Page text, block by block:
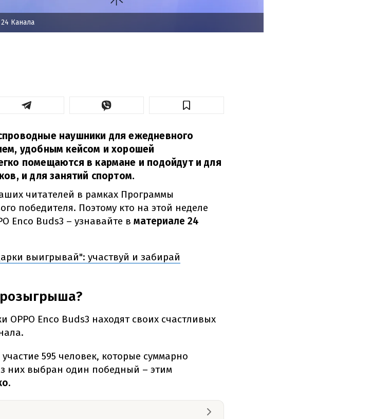
Канала
наушники для ежедневного
удобным кейсом и хорошей
помещаются в кармане и подойдут и для
и для занятий спортом.
читателей в рамках Программы
победителя. Поэтому кто на этой неделе
Enco Buds3 – узнавайте в материале 24
выигрывай": участвуй и забирай
розыгрыша?
Enco Buds3 находят своих счастливых
595 человек, которые суммарно
них выбран один победный – этим